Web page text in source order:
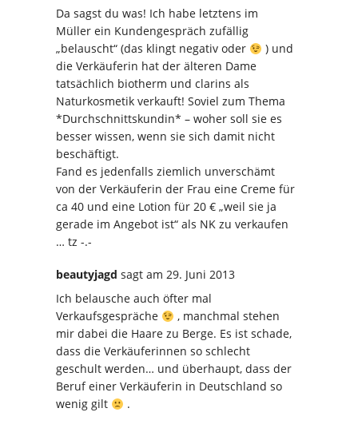
Da sagst du was! Ich habe letztens im
Müller ein Kundengespräch zufällig
„belauscht“ (das klingt negativ oder
) und
die Verkäuferin hat der älteren Dame
tatsächlich biotherm und clarins als
Naturkosmetik verkauft! Soviel zum Thema
*Durchschnittskundin* – woher soll sie es
besser wissen, wenn sie sich damit nicht
beschäftigt.
Fand es jedenfalls ziemlich unverschämt
von der Verkäuferin der Frau eine Creme für
ca 40 und eine Lotion für 20 € „weil sie ja
gerade im Angebot ist“ als NK zu verkaufen
… tz -.-
beautyjagd sagt am 29. Juni 2013
Ich belausche auch öfter mal
Verkaufsgespräche
, manchmal stehen
mir dabei die Haare zu Berge. Es ist schade,
dass die Verkäuferinnen so schlecht
geschult werden… und überhaupt, dass der
Beruf einer Verkäuferin in Deutschland so
wenig gilt
.